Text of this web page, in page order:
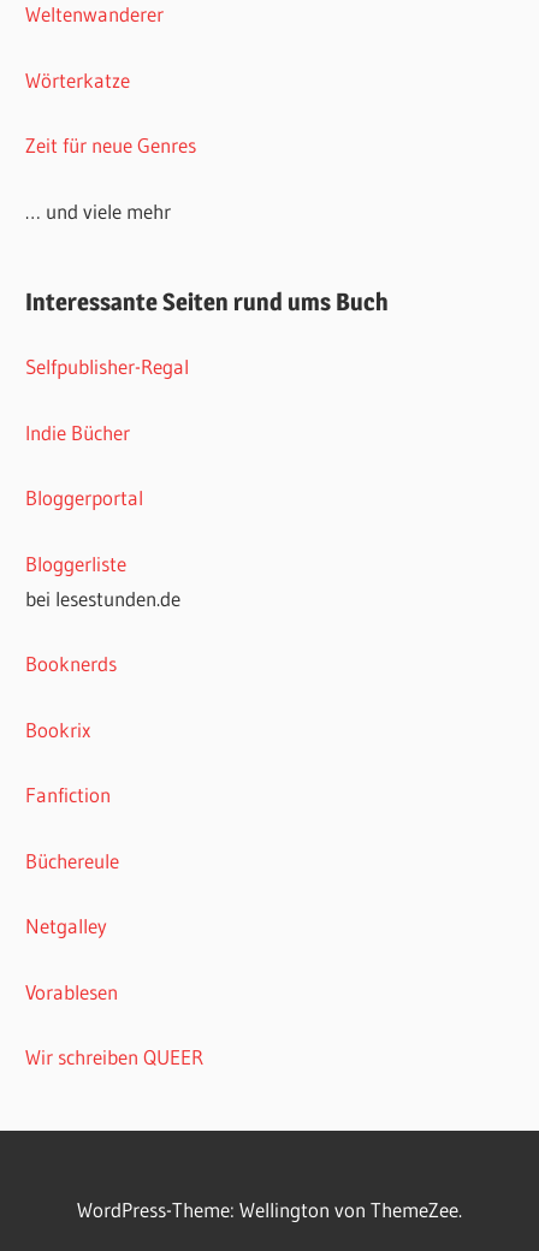
Weltenwanderer
Wörterkatze
Zeit für neue Genres
… und viele mehr
Interessante Seiten rund ums Buch
Selfpublisher-Regal
Indie Bücher
Bloggerportal
Bloggerliste
bei lesestunden.de
Booknerds
Bookrix
Fanfiction
Büchereule
Netgalley
Vorablesen
Wir schreiben QUEER
WordPress-Theme: Wellington von ThemeZee.